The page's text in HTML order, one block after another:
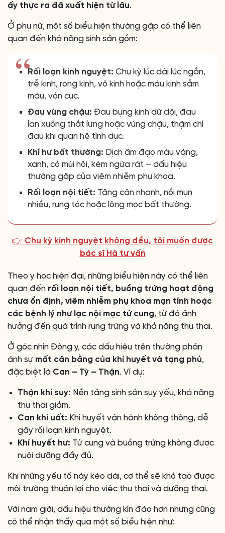
ấy thực ra đã xuất hiện từ lâu.
Ở phụ nữ, một số biểu hiện thường gặp có thể liên
quan đến khả năng sinh sản gồm:
Rối loạn kinh nguyệt: Chu kỳ lúc dài lúc ngắn,
trễ kinh, rong kinh, vô kinh hoặc máu kinh sẫm
màu, vón cục.
Đau vùng chậu: Đau bụng kinh dữ dội, đau
lan xuống thắt lưng hoặc vùng chậu, thậm chí
đau khi quan hệ tình dục.
Khí hư bất thường: Dịch âm đạo màu vàng,
xanh, có mùi hôi, kèm ngứa rát – dấu hiệu
thường gặp của viêm nhiễm phụ khoa.
Rối loạn nội tiết: Tăng cân nhanh, nổi mụn
nhiều, rụng tóc hoặc lông mọc bất thường.
👉 Chu kỳ kinh nguyệt không đều, tôi muốn được
bác sĩ Hà tư vấn
Theo y học hiện đại, những biểu hiện này có thể liên
quan đến rối loạn nội tiết, buồng trứng hoạt động
chưa ổn định, viêm nhiễm phụ khoa mạn tính hoặc
các bệnh lý như lạc nội mạc tử cung, từ đó ảnh
hưởng đến quá trình rụng trứng và khả năng thụ thai.
Ở góc nhìn Đông y, các dấu hiệu trên thường phản
ánh sự mất cân bằng của khí huyết và tạng phủ,
đặc biệt là Can – Tỳ – Thận. Ví dụ:
Thận khí suy: Nền tảng sinh sản suy yếu, khả năng
thụ thai giảm.
Can khí uất: Khí huyết vận hành không thông, dễ
gây rối loạn kinh nguyệt.
Khí huyết hư: Tử cung và buồng trứng không được
nuôi dưỡng đầy đủ.
Khi những yếu tố này kéo dài, cơ thể sẽ khó tạo được
môi trường thuận lợi cho việc thụ thai và dưỡng thai.
Với nam giới, dấu hiệu thường kín đáo hơn nhưng cũng
có thể nhận thấy qua một số biểu hiện như: